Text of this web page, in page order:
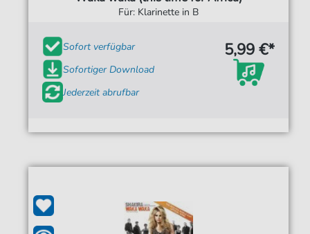
Für: Klarinette in B
Sofort verfügbar
Sofortiger Download
Jederzeit abrufbar
5,99 €*